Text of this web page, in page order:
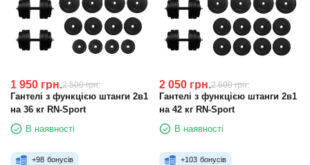
1 950 грн.2 500 грн.
Гантелі з функцією штанги 2в1
на 36 кг RN-Sport
В наявності
+98 бонусів
2 050 грн.2 600 грн.
Гантелі з функцією штанги 2в1
на 42 кг RN-Sport
В наявності
+103 бонусів